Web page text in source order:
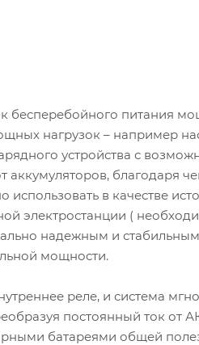
бесперебойного питания
нагрузок – например
устройства с
благодаря
в качестве
электростанции (
надежным и
мощности.
реле, и система
постоянный ток от
батареями общей